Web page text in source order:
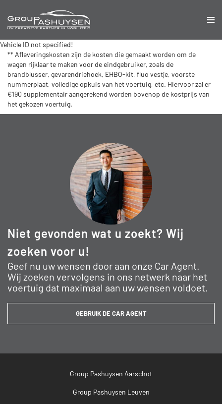
Vehicle ID not specified!
** Afleveringskosten zijn de kosten die gemaakt worden om de
wagen rijklaar te maken voor de eindgebruiker, zoals de
brandblusser, gevarendriehoek, EHBO-kit, fluo vestje, voorste
nummerplaat, volledige opkuis van het voertuig, etc. Hiervoor zal er
€190 supplementair aangerekend worden bovenop de kostprijs van
het gekozen voertuig.
Niet gevonden wat u zoekt? Wij
zoeken voor u!
Geef nu uw wensen door aan onze Car Agent.
Wij zoeken vervolgens in ons netwerk naar het
voertuig dat maximaal aan uw wensen voldoet.
GEBRUIK DE CAR AGENT
Group Pashuysen Aarschot
Group Pashuysen Leuven